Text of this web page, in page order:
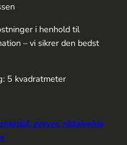
i henhold til
– vi sikrer den bedst
5 kvadratmeter
prøver, rådgivning